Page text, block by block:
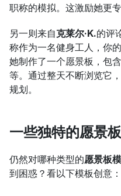
职称的模拟。这激励她更
另一则来自克莱尔·K.的评
称作为一名健身工人，你
她制作了一个愿景板，包
等。通过整天不断浏览它
规划。
一些独特的愿景
仍然对哪种类型的愿景板
到困惑？看以下模板创意：